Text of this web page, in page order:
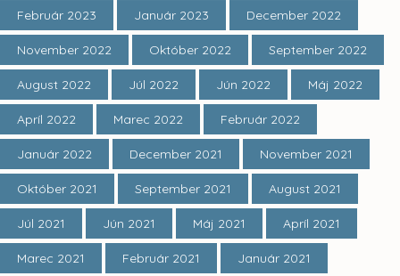
Február 2023 Január 2023 December 2022
November 2022 Október 2022 September 2022
August 2022 Júl 2022 Jún 2022 Máj 2022
Apríl 2022 Marec 2022 Február 2022
Január 2022 December 2021 November 2021
Október 2021 September 2021 August 2021
Júl 2021 Jún 2021 Máj 2021 Apríl 2021
Marec 2021 Február 2021 Január 2021